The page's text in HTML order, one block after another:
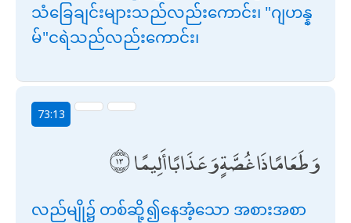
သံခြေချင်းများသည်လည်းကောင်း၊ "ဂျဟန္န
မ်"ငရဲသည်လည်းကောင်း၊
73:13
وَطَعَامًا ذَا غُصَّةٍ وَعَذَابًا أَلِيمًا
လည်မျို၌ တစ်ဆို့၍နေအံ့သော အစားအစာ